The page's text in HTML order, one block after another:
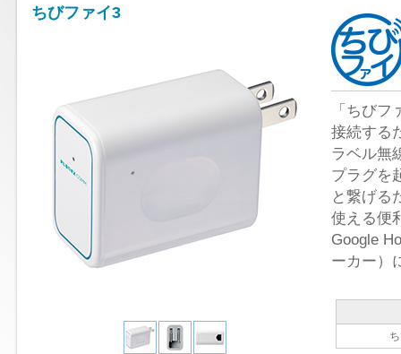
ちびファイ3
「ちび
接続する
ラベル無
プラグを
と繋げる
使える便
Google
ーカー）